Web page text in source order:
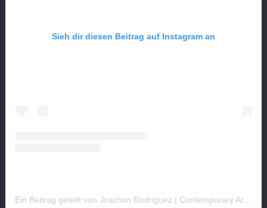
Sieh dir diesen Beitrag auf Instagram an
Ein Beitrag geteilt von Joachim Rodriguez | Contemporary Arts (@kunstplaza)